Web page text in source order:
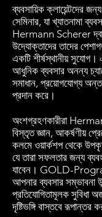
ব্যবসায়িক
সেমিনার, যা খ্যাতনামা
Hermann Scherer দ্বারা
উদ্যোক্তাদের তাদের
একটি শীর্ষস্থানীয়
আধুনিক ব্যবসার অনন্য
সমাধান, প্রয়োগযোগ্য
প্রদান করে।
অংশগ্রহণকারীরা
বিস্তৃত জ্ঞান, আকর্ষণীয়
কলমে ওয়ার্কশপ থেকে
যে তারা সফলতার জন্য
যাবেন। GOLD-
আপনার ব্যবসার সম্ভাবনা
প্রতিযোগিতামূলক সুবিধা
দৃষ্টিভঙ্গি বাস্তবে রূপান্তর